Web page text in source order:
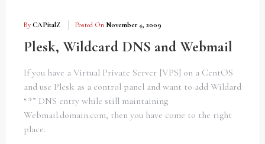
By CAPitalZ Posted On November 4, 2009
Plesk, Wildcard DNS and Webmail
If you have a Virtual Private Server [VPS] on a CentOS
and use Plesk as a control panel and want to add Wildard
“*” DNS entry while still maintaining
Webmail.domain.com, then you have come to the right
place.